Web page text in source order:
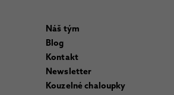
Náš tým
Blog
Kontakt
Newsletter
Kouzelné chaloupky